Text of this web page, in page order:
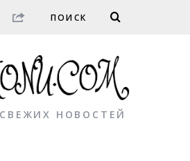
НОВОСТЕЙ